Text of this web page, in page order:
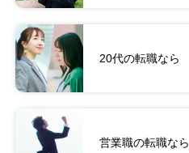
20代の転職なら
営業職の転職なら